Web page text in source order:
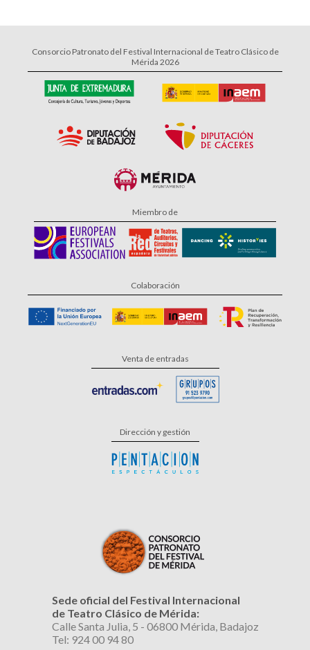
Consorcio Patronato del Festival Internacional de Teatro Clásico de
Mérida 2026
Miembro de
Colaboración
Venta de entradas
Dirección y gestión
Sede oficial del Festival Internacional
de Teatro Clásico de Mérida:
Calle Santa Julia, 5 - 06800 Mérida, Badajoz
Tel: 924 00 94 80